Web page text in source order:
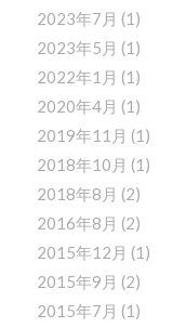
2023年7月 (1)
2023年5月 (1)
2022年1月 (1)
2020年4月 (1)
2019年11月 (1)
2018年10月 (1)
2018年8月 (2)
2016年8月 (2)
2015年12月 (1)
2015年9月 (2)
2015年7月 (1)